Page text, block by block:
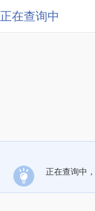
正在查询中
正在查询中